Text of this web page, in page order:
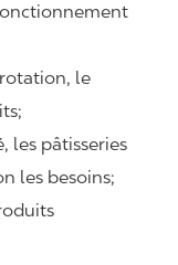
le
les pâtisseries
les besoins;